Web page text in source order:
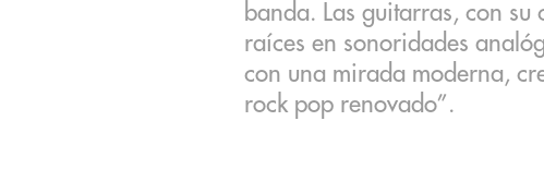
banda. Las guitarras, con
raíces en sonoridades
con una mirada moderna,
rock pop renovado”.